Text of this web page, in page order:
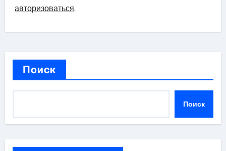
авторизоваться.
Поиск
Поиск